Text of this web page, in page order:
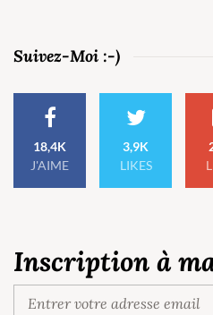
Suivez-Moi :-)
18,4K
J'AIME
3,9K
LIKES
Inscription à